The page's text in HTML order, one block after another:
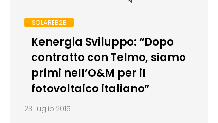
SOLAREB2B
Kenergia Sviluppo: “Dopo
contratto con Telmo, siamo
primi nell’O&M per il
fotovoltaico italiano”
23 Luglio 2015